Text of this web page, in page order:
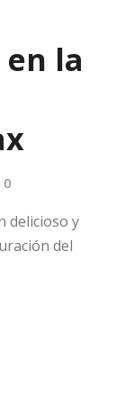
la
0
delicioso y
del